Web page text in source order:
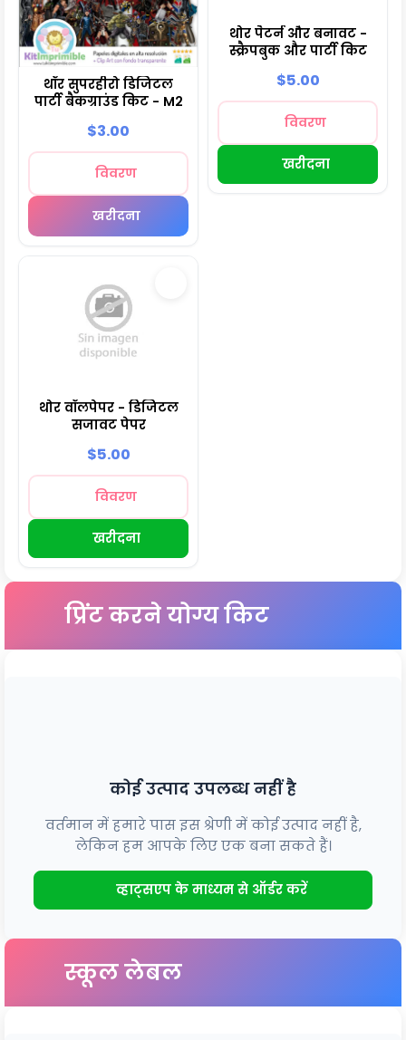
थॉर सुपरहीरो डिजिटल
पार्टी बैकग्राउंड किट - M2
$3.00
विवरण
खरीदना
थोर पैटर्न और बनावट -
स्क्रैपबुक और पार्टी किट
$5.00
विवरण
खरीदना
थोर वॉलपेपर - डिजिटल
सजावट पेपर
$5.00
विवरण
खरीदना
प्रिंट करने योग्य किट
कोई उत्पाद उपलब्ध नहीं है
वर्तमान में हमारे पास इस श्रेणी में कोई उत्पाद नहीं है,
लेकिन हम आपके लिए एक बना सकते हैं।
व्हाट्सएप के माध्यम से ऑर्डर करें
स्कूल लेबल